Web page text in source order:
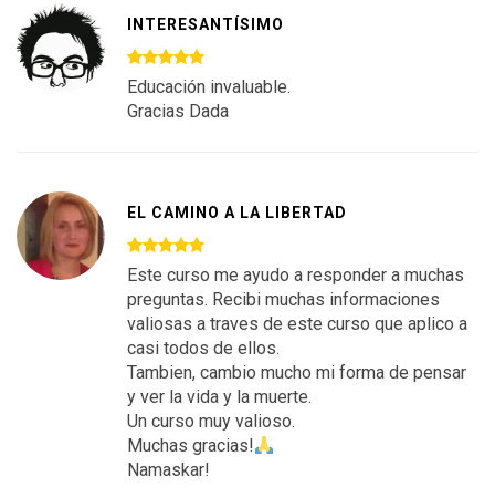
INTERESANTÍSIMO
Educación invaluable.
Gracias Dada
EL CAMINO A LA LIBERTAD
Este curso me ayudo a responder a muchas
preguntas. Recibi muchas informaciones
valiosas a traves de este curso que aplico a
casi todos de ellos.
Tambien, cambio mucho mi forma de pensar
y ver la vida y la muerte.
Un curso muy valioso.
Muchas gracias!
Namaskar!